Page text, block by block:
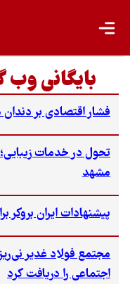
بایگانی وب
فشار اقتصادی بر
تحول در خدمات زیبایی؛
مشهد
پیشنهادات ایران
مجتمع فولاد غدیر
اجتماعی را دریافت کرد